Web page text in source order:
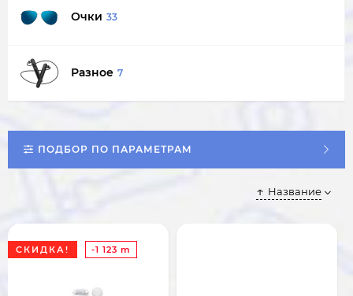
Очки 33
Разное 7
ПОДБОР ПО ПАРАМЕТРАМ
Название
СКИДКА! -1 123 m